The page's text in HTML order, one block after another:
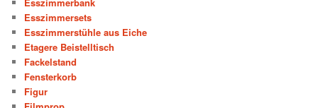
Esszimmersets
Esszimmerstühle aus Eiche
Etagere Beistelltisch
Fackelstand
Fensterkorb
Figur